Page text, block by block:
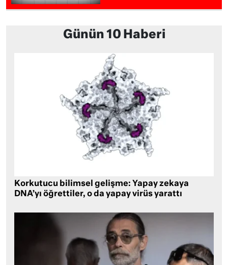
Günün 10 Haberi
Korkutucu bilimsel gelişme: Yapay zekaya
DNA’yı öğrettiler, o da yapay virüs yarattı